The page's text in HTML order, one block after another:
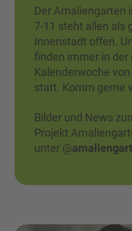
Der Amaliengarten
7-11 steht allen als
Innenstadt offen.
finden immer in der
Kalenderwoche
statt. Komm gerne
Bilder und News
Projekt
unter @